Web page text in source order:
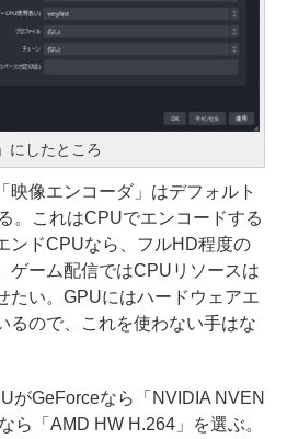
にしたところ
像エンコーダ」はデフォルト
。これはCPUでエンコードする
ンドCPUなら、フルHD程度の
ゲーム配信ではCPUリソースは
たい。GPUにはハードウェアエ
るので、これを使わない手はな
がGeForceなら「NVIDIA NVEN
ら「AMD HW H.264」を選ぶ。